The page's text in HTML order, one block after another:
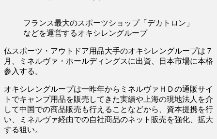
フランス最大のスポーツショップ「デカトロン」
などを運営するオキシレングループ
仏スポーツ・アウトドア用品大手のオキシレングループは７
月、ミネルヴァ・ホールディングスに出資、日本市場に本格
参入する。
オキシレングループは一昨年からミネルヴァＨＤの通販サイ
トでキャンプ用品を販売してきた実績や上海の現地法人を介
して中国での商品販売も行えることなどから、資本提携を行
い、ミネルヴァ経由での自社商品のネット販売を強化、拡大
する狙い。